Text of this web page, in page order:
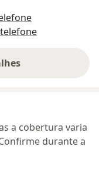
a cobertura varia
durante a